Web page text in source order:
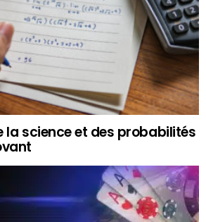
la science et des probabilités